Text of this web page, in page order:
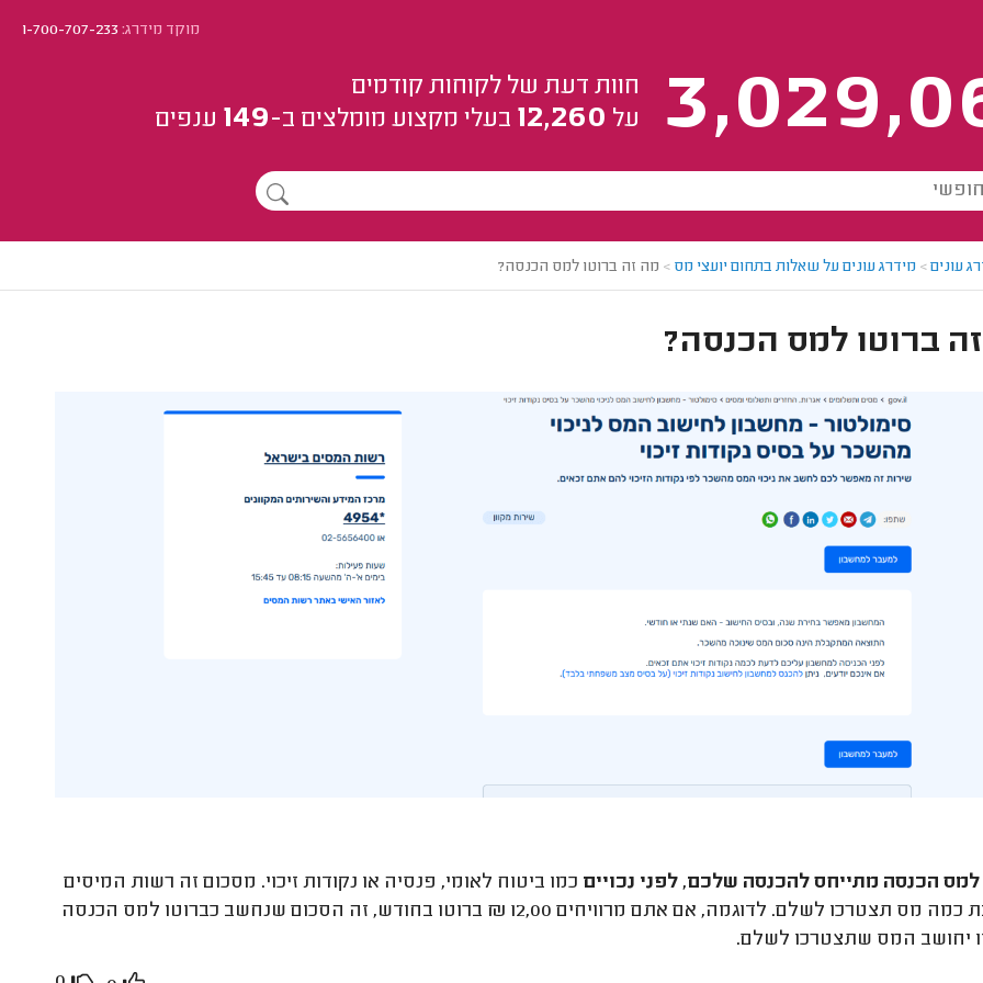
מוקד מידרג:1-700-707-233
חוות דעת של לקוחות קודמים
על 12,260 בעלי מקצוע מומלצים ב-149 ענפים
עונים> מידרג עונים על שאלות בתחום יועצי מס > מה זה ברוטו למס הכנסה?
ברוטו למס הכנסה?
למס הכנסה מתייחס להכנסה שלכם, לפני נכויים כמו ביטוח לאומי, פנסיה או נקודות זיכוי. מסכום זה רשות המיסים
מחשבת כמה מס תצטרכו לשלם. לדוגמה, אם אתם מרוויחים 12,00 ₪ ברוטו בחודש, זה הסכום שנחשב כברוטו למס הכנסה
יחושב המס שתצטרכו לשלם.